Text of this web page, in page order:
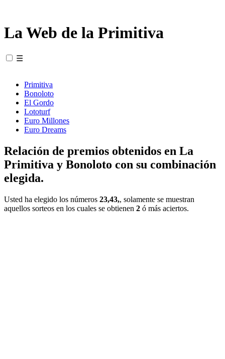
La Web de la Primitiva
☰
Primitiva
Bonoloto
El Gordo
Lototurf
Euro Millones
Euro Dreams
Relación de premios obtenidos en La
Primitiva y Bonoloto con su combinación
elegida.
Usted ha elegido los números 23,43,, solamente se muestran
aquellos sorteos en los cuales se obtienen 2 ó más aciertos.